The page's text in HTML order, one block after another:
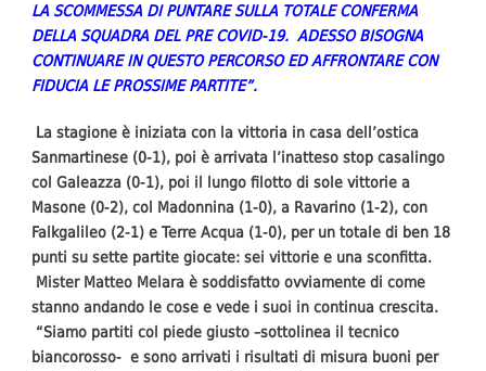
LA SCOMMESSA DI PUNTARE SULLA TOTALE CONFERMA
DELLA SQUADRA DEL PRE COVID-19. ADESSO BISOGNA
CONTINUARE IN QUESTO PERCORSO ED AFFRONTARE CON
FIDUCIA LE PROSSIME PARTITE”.
La stagione è iniziata con la vittoria in casa dell’ostica
Sanmartinese (0-1), poi è arrivata l’inatteso stop casalingo
col Galeazza (0-1), poi il lungo filotto di sole vittorie a
Masone (0-2), col Madonnina (1-0), a Ravarino (1-2), con
Falkgalileo (2-1) e Terre Acqua (1-0), per un totale di ben 18
punti su sette partite giocate: sei vittorie e una sconfitta.
Mister Matteo Melara è soddisfatto ovviamente di come
stanno andando le cose e vede i suoi in continua crescita.
“Siamo partiti col piede giusto –sottolinea il tecnico
biancorosso- e sono arrivati i risultati di misura buoni per